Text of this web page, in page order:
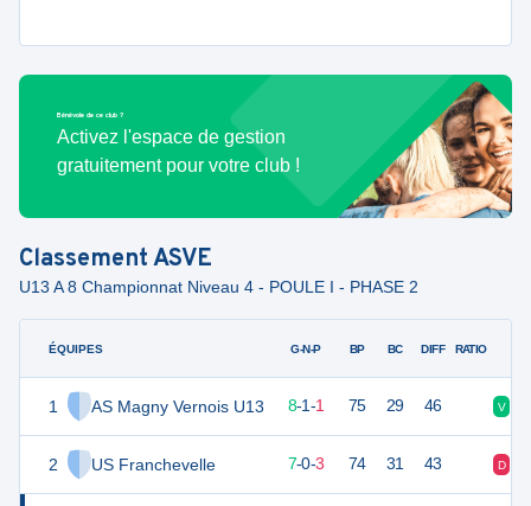
Bénévole de ce club ?
Activez l'espace de gestion
gratuitement pour votre club !
ClassementASVE
U13 A 8 Championnat Niveau 4 - POULE I - PHASE 2
ÉQUIPES
1 AS Magny Vernois U13
2 US Franchevelle
G-N-P BP BC DIFF RATIO
25 10 8-1-1 75 29 46 V
21 7-0-3 74 31 43 D